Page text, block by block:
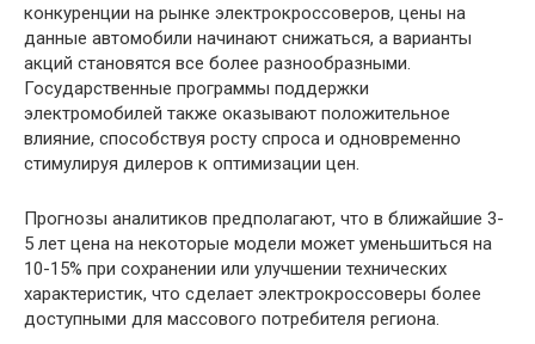
конкуренции на рынке электрокроссоверов, цены на
данные автомобили начинают снижаться, а варианты
акций становятся все более разнообразными.
Государственные программы поддержки
электромобилей также оказывают положительное
влияние, способствуя росту спроса и одновременно
стимулируя дилеров к оптимизации цен.
Прогнозы аналитиков предполагают, что в ближайшие 3-
5 лет цена на некоторые модели может уменьшиться на
10-15% при сохранении или улучшении технических
характеристик, что сделает электрокроссоверы более
доступными для массового потребителя региона.